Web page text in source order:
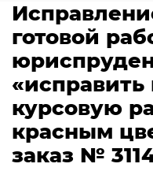
готовой
курсовую
красным
заказ №